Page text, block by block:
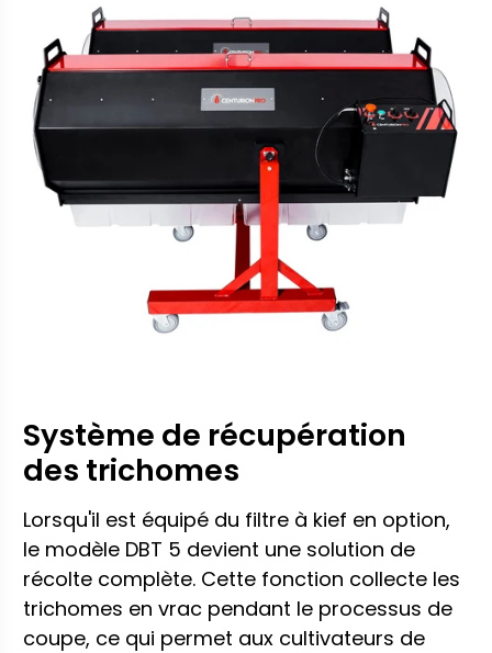
Système de récupération
des trichomes
Lorsqu'il est équipé du filtre à kief en option,
le modèle DBT 5 devient une solution de
récolte complète. Cette fonction collecte les
trichomes en vrac pendant le processus de
coupe, ce qui permet aux cultivateurs de